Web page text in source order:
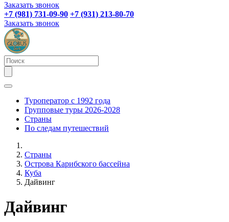
Заказать звонок
+7 (981) 731-09-90 +7 (931) 213-80-70
Заказать звонок
Туроператор с 1992 года
Групповые туры 2026-2028
Страны
По следам путешествий
Страны
Острова Карибского бассейна
Куба
Дайвинг
Дайвинг